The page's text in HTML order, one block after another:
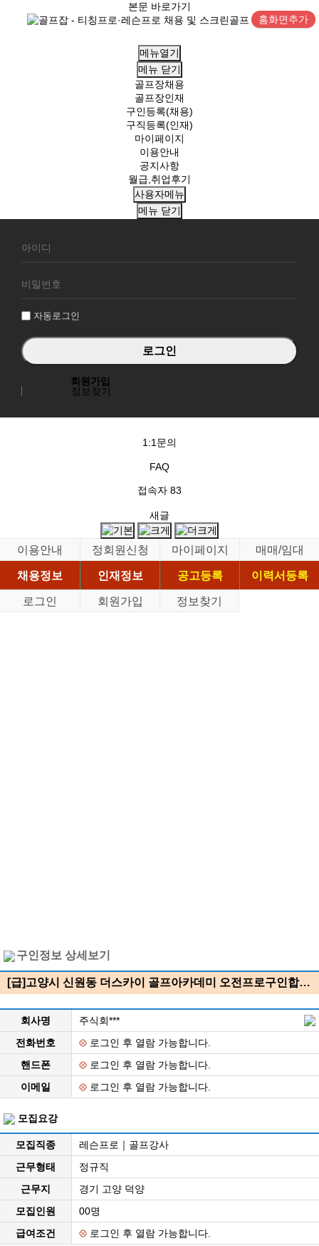
본문 바로가기
홈화면추가
메뉴열기
메뉴 닫기
골프장채용
골프장인재
구인등록(채용)
구직등록(인재)
마이페이지
이용안내
공지사항
월급,취업후기
사용자메뉴
메뉴 닫기
원
그
자동로그인
회원가입
정보찾기
1:1문의
FAQ
접속자 83
새글
이용안내 정회원신청 마이페이지
매매/임대
채용정보
인재정보 공고등록
이력서등록
로그인
회원가입 정보찾기
구인정보 상세보기
[급]고양시 신원동 더스카이 골프아카데미 오전프로구인합…
회사명
주식회***
전화번호
로그인 후 열람 가능합니다.
핸드폰
로그인 후 열람 가능합니다.
이메일
로그인 후 열람 가능합니다.
모집요강
모집직종
레슨프로｜골프강사
근무형태
정규직
근무지
경기 고양 덕양
모집인원
00명
급여조건
로그인 후 열람 가능합니다.